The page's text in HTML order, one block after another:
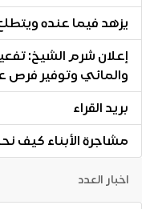
يزهد فيما عنده
إعلان شرم الشيخ:
والمائي وتوفير فرص
بريد القراء
مشاجرة الأبناء كيف
اخبار العدد